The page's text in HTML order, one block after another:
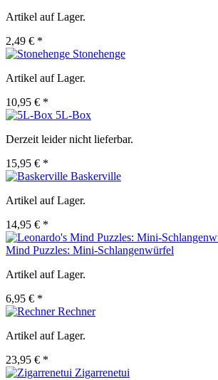
Artikel auf Lager.
2,49 € *
Stonehenge
Artikel auf Lager.
10,95 € *
5L-Box
Derzeit leider nicht lieferbar.
15,95 € *
Baskerville
Artikel auf Lager.
14,95 € *
Mind Puzzles: Mini-Schlangenwürfel
Artikel auf Lager.
6,95 € *
Rechner
Artikel auf Lager.
23,95 € *
Zigarrenetui